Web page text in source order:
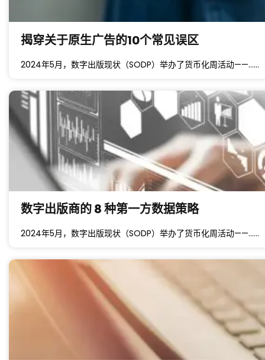
揭穿关于原生广告的10个常见误区
2024年5月，数字出版现状（SODP）举办了货币化周活动——……
数字出版商的 8 种第一方数据策略
2024年5月，数字出版现状（SODP）举办了货币化周活动——……